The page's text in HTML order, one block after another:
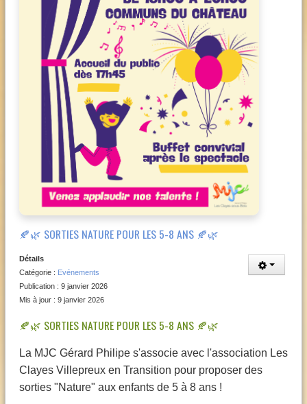
🍂🌿 SORTIES NATURE POUR LES 5-8 ANS 🍂🌿
Détails
Catégorie : Evénements
Publication : 9 janvier 2026
Mis à jour : 9 janvier 2026
🍂🌿 SORTIES NATURE POUR LES 5-8 ANS 🍂🌿
La MJC Gérard Philipe s'associe avec l'association Les
Clayes Villepreux en Transition pour proposer des
sorties "Nature" aux enfants de 5 à 8 ans !